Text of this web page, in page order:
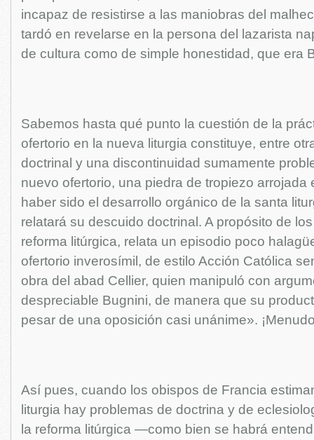
incapaz de resistirse a las maniobras del
tardó en revelarse en la persona del lazarista
de cultura como de simple honestidad, que era
Sabemos hasta qué punto la cuestión de la
ofertorio en la nueva liturgia constituye, entre
doctrinal y una discontinuidad sumamente
nuevo ofertorio, una piedra de tropiezo arrojada
haber sido el desarrollo orgánico de la santa
relatará su descuido doctrinal. A propósito de
reforma litúrgica, relata un episodio poco
ofertorio inverosímil, de estilo Acción Católica
obra del abad Cellier, quien manipuló con
despreciable Bugnini, de manera que su
pesar de una oposición casi unánime».
Así pues, cuando los obispos de Francia
liturgia hay problemas de doctrina y de
la reforma litúrgica —como bien se habrá